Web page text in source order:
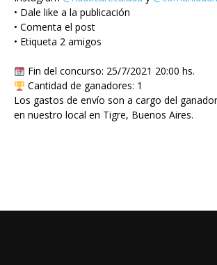
• Dale like a la publicación
• Comenta el post
• Etiqueta 2 amigos
Fin del concurso: 25/7/2021 20:00 hs.
Cantidad de ganadores: 1
Los gastos de envío son a cargo del
en nuestro local en Tigre, Buenos Aires.